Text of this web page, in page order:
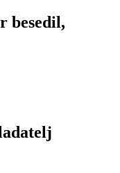
besedil,